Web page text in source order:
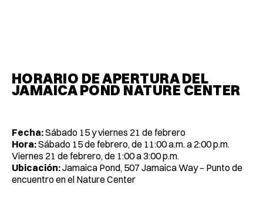
HORARIO DE APERTURA DEL
JAMAICA POND NATURE CENTER
Fecha:Sábado 15 y viernes 21 de febrero
Hora:Sábado 15 de febrero, de 11:00 a.m. a 2:00 p.m.
Viernes 21 de febrero, de 1:00 a 3:00 p.m.
Ubicación:Jamaica Pond, 507 Jamaica Way – Punto de
encuentro en el Nature Center